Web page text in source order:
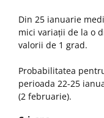
Din 25 ianuarie
mici variații de la o
valorii de 1 grad.
Probabilitatea
perioada 22-25
(2 februarie).